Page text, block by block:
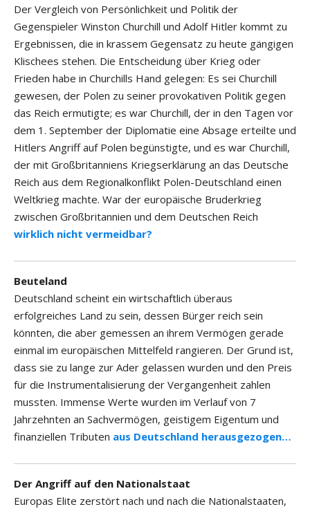
Der Vergleich von Persönlichkeit und Politik der
Gegenspieler Winston Churchill und Adolf Hitler kommt zu
Ergebnissen, die in krassem Gegensatz zu heute gängigen
Klischees stehen. Die Entscheidung über Krieg oder
Frieden habe in Churchills Hand gelegen: Es sei Churchill
gewesen, der Polen zu seiner provokativen Politik gegen
das Reich ermutigte; es war Churchill, der in den Tagen vor
dem 1. September der Diplomatie eine Absage erteilte und
Hitlers Angriff auf Polen begünstigte, und es war Churchill,
der mit Großbritanniens Kriegserklärung an das Deutsche
Reich aus dem Regionalkonflikt Polen-Deutschland einen
Weltkrieg machte. War der europäische Bruderkrieg
zwischen Großbritannien und dem Deutschen Reich
wirklich nicht vermeidbar?
Beuteland
Deutschland scheint ein wirtschaftlich überaus
erfolgreiches Land zu sein, dessen Bürger reich sein
könnten, die aber gemessen an ihrem Vermögen gerade
einmal im europäischen Mittelfeld rangieren. Der Grund ist,
dass sie zu lange zur Ader gelassen wurden und den Preis
für die Instrumentalisierung der Vergangenheit zahlen
mussten. Immense Werte wurden im Verlauf von 7
Jahrzehnten an Sachvermögen, geistigem Eigentum und
finanziellen Tributen aus Deutschland herausgezogen…
Der Angriff auf den Nationalstaat
Europas Elite zerstört nach und nach die Nationalstaaten,